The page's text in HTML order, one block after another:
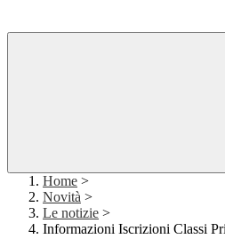
Home >
Novità >
Le notizie >
Informazioni Iscrizioni Classi